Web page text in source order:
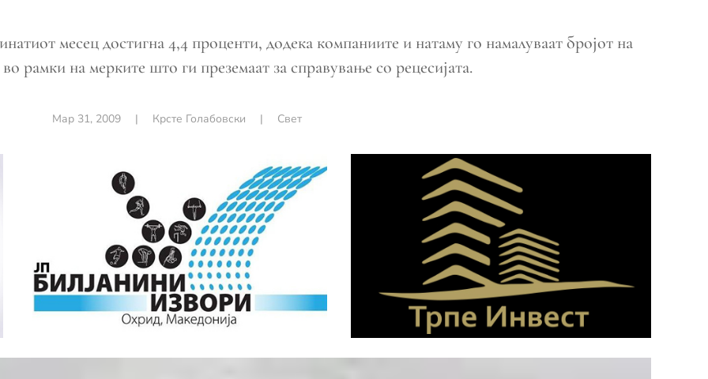
месец достигна 4,4 проценти, додека компаниите и натаму го намалуваат бројот на
рамки на мерките што ги преземаат за справување со рецесијата.
Мар 31, 2009 | Крсте Голабовски | Свет